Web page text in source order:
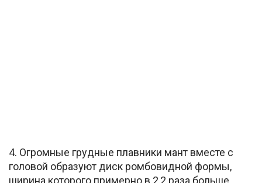
4. Огромные грудные плавники мант вместе с
головой образуют диск ромбовидной формы,
ширина которого примерно в 2,2 раза больше